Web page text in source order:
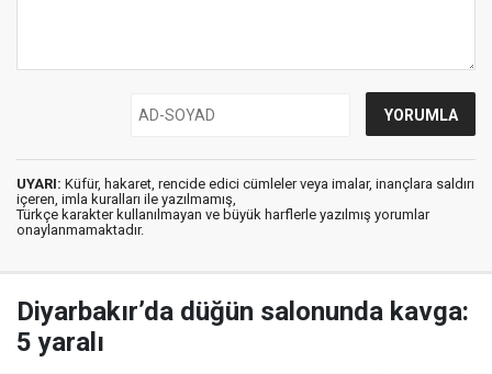
UYARI: Küfür, hakaret, rencide edici cümleler veya imalar, inançlara saldırı
içeren, imla kuralları ile yazılmamış,
Türkçe karakter kullanılmayan ve büyük harflerle yazılmış yorumlar
onaylanmamaktadır.
Diyarbakır’da düğün salonunda kavga:
5 yaralı